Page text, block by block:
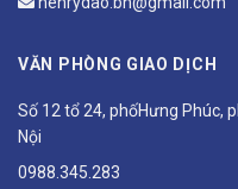
VĂN PHÒNG GIAO DỊCH
Số 12 tổ 24, phốHưng Phúc,
Nội
0988.345.283